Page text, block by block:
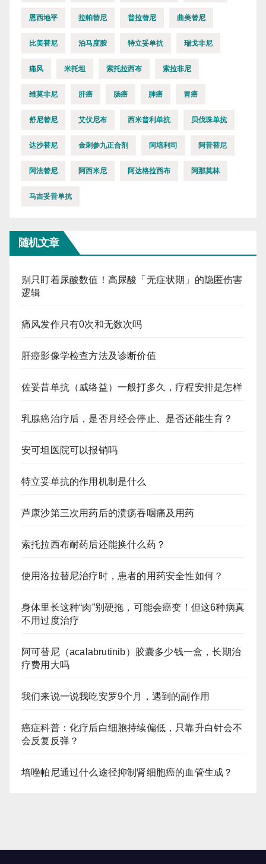
恩西地平 拉帕替尼 普拉替尼 曲美替尼
比美替尼 泊马度胺 特立妥单抗 瑞戈非尼
痛风 米托坦 索托拉西布 索拉非尼
维莫非尼 肝癌 肠癌 肺癌 胃癌
舒尼替尼 艾伏尼布 西米普利单抗 贝伐珠单抗
达沙替尼 金刺参九正合剂 阿培利司 阿昔替尼
阿法替尼 阿西米尼 阿达格拉西布 阿那莫林
马吉妥昔单抗
随机文章
别只盯着尿酸数值！高尿酸「无症状期」的隐匿伤害
逻辑
痛风发作只有0次和无数次吗
肝癌影像学检查方法及诊断价值
佐妥昔单抗（威络益）一般打多久，疗程安排是怎样
乳腺癌治疗后，是否月经会停止、是否还能生育？
安可坦医院可以报销吗
特立妥单抗的作用机制是什么
芦康沙第三次用药后的溃疡吞咽痛及用药
索托拉西布耐药后还能换什么药？
使用洛拉替尼治疗时，患者的用药安全性如何？
身体里长这种“肉”别硬拖，可能会癌变！但这6种病真
不用过度治疗
阿可替尼（acalabrutinib）胶囊多少钱一盒，长期治
疗费用大吗
我们来说一说我吃安罗9个月，遇到的副作用
癌症科普：化疗后白细胞持续偏低，只靠升白针会不
会反复反弹？
培唑帕尼通过什么途径抑制肾细胞癌的血管生成？